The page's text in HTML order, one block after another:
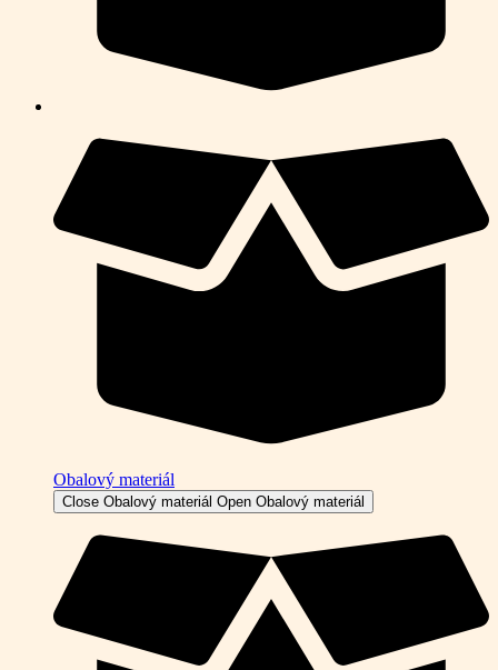
Obalový materiál
Close Obalový materiál Open Obalový materiál